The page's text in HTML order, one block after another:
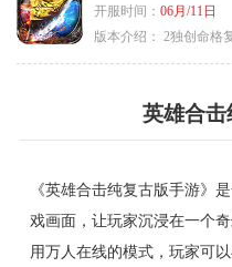
开服时间： 06月/11日
版本介绍： 2独创命格
英雄合
《英雄合击纯复古版手游》
戏画面，让玩家沉浸在一个
用万人在线的模式，玩家可